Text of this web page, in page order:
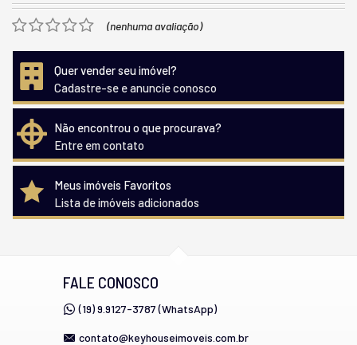
(nenhuma avaliação)
Quer vender seu imóvel?
Cadastre-se e anuncie conosco
Não encontrou o que procurava?
Entre em contato
Meus imóveis Favoritos
Lista de imóveis adicionados
FALE CONOSCO
(19) 9.9127-3787 (WhatsApp)
contato@keyhouseimoveis.com.br